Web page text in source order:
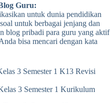
Guru:
untuk dunia pendidikan
untuk berbagai jenjang dan
blog pribadi para guru yang aktif
bisa mencari dengan kata
3 Semester 1 K13 Revisi
3 Semester 1 Kurikulum